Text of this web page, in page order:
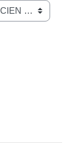
des cours